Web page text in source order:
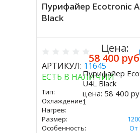
Пурифайер Ecotronic
Black
АРТИКУЛ: 11645
ЕСТЬ В НАЛИЧИИ
Тип:
Охлаждение:
Нагрев:
Размер:
Особенность:
От
Цена:
58 400
Купить
Пурифайер
U4L Black
цена: 58 400